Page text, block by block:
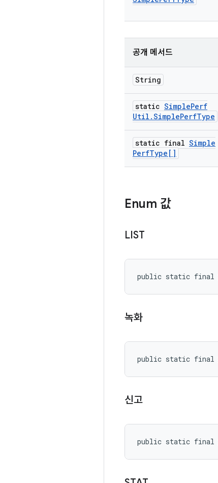
공개 메서드
String
static SimplePerf
Util .SimplePerfType
static final Simple
PerfType[]
Enum 값
LIST
public static final
녹화
public static final
신고
public static final